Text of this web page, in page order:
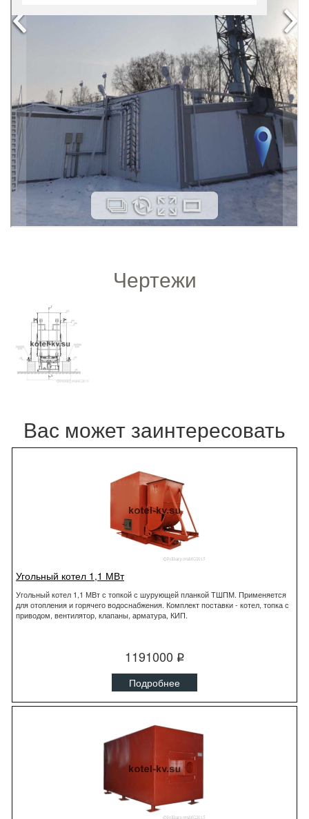
Чертежи
Вас может заинтересовать
Угольный котел 1,1 МВт
Угольный котел 1,1 МВт с топкой с шурующей планкой ТШПМ. Применяется
для отопления и горячего водоснабжения. Комплект поставки - котел, топка с
приводом, вентилятор, клапаны, арматура, КИП.
1191000 q
Подробнее